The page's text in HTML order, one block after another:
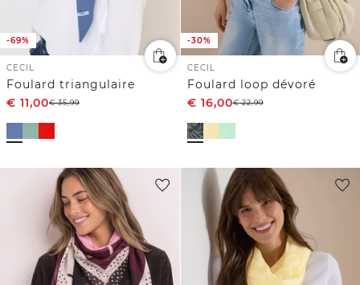
-69%
CECIL
Foulard triangulaire
€ 11,00€35,99
-30%
CECIL
Foulard loop dévoré
€ 16,00€22,99